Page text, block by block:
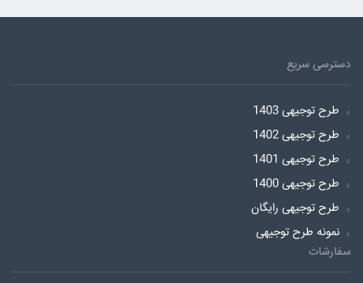
دسترسی سریع
طرح توجیهی 1403
طرح توجیهی 1402
طرح توجیهی 1401
طرح توجیهی 1400
طرح توجیهی رایگان
نمونه طرح توجیهی
سفارشات